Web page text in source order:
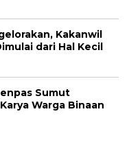
Kakanwil
dari Hal Kecil
Sumut
Warga Binaan